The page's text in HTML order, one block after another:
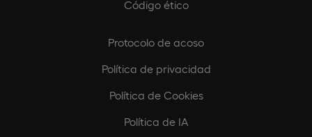
Código ético
Protocolo de acoso
Política de privacidad
Política de Cookies
Política de IA